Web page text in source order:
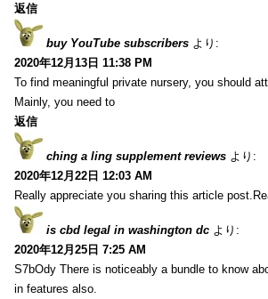
返信
buy YouTube subscribers より:
2020年12月13日 11:38 PM
To find meaningful private nursery, you should
Mainly, you need to
返信
ching a ling supplement reviews より:
2020年12月22日 12:03 AM
Really appreciate you sharing this article
is cbd legal in washington dc より:
2020年12月25日 7:25 AM
S7bOdy There is noticeably a bundle to know
in features also.